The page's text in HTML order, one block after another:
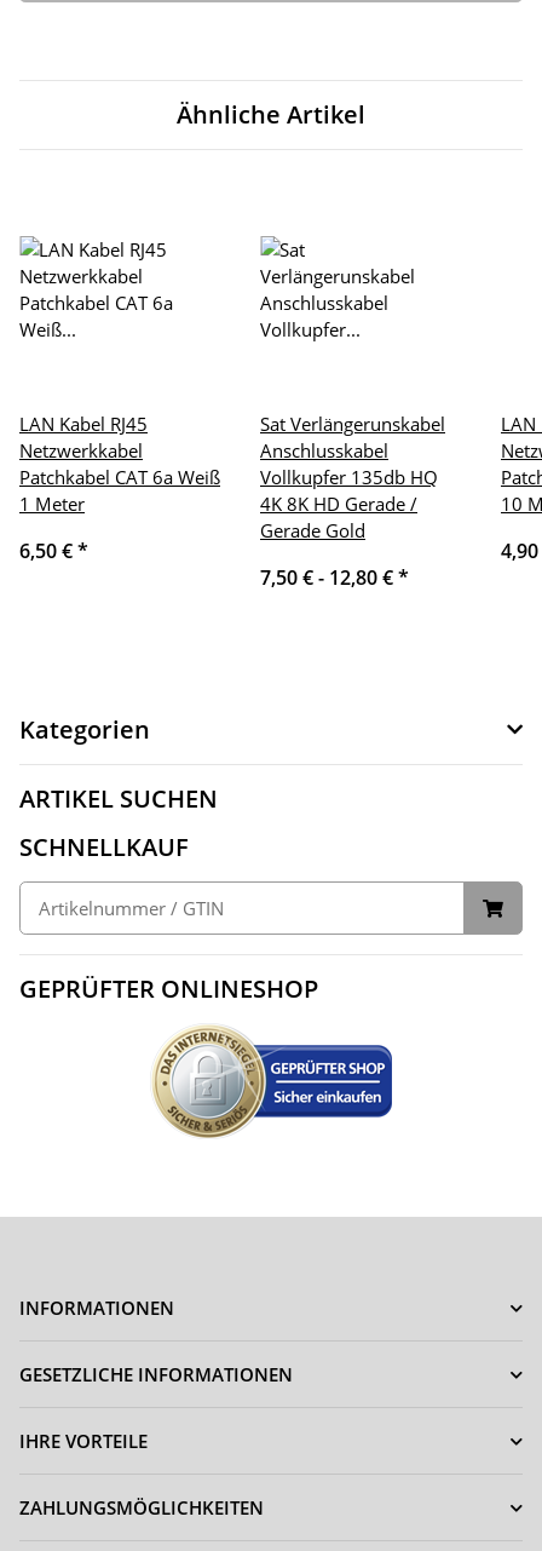
Ähnliche Artikel
LAN Kabel RJ45
Netzwerkkabel
Patchkabel CAT 6a Weiß
1 Meter
6,50 €*
Sat Verlängerunskabel
Anschlusskabel
Vollkupfer 135db HQ
4K 8K HD Gerade /
Gerade Gold
7,50 € - 12,80 €*
LAN
10
Kategorien
ARTIKEL SUCHEN
SCHNELLKAUF
GEPRÜFTER ONLINESHOP
INFORMATIONEN
GESETZLICHE INFORMATIONEN
IHRE VORTEILE
ZAHLUNGSMÖGLICHKEITEN